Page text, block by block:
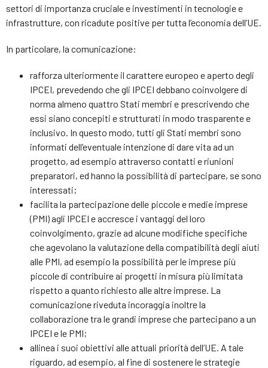
settori di importanza cruciale e investimenti in tecnologie e
infrastrutture, con ricadute positive per tutta l’economia dell’UE.
In particolare, la comunicazione:
rafforza ulteriormente il carattere europeo e aperto degli
IPCEI, prevedendo che gli IPCEI debbano coinvolgere di
norma almeno quattro Stati membri e prescrivendo che
essi siano concepiti e strutturati in modo trasparente e
inclusivo. In questo modo, tutti gli Stati membri sono
informati dell’eventuale intenzione di dare vita ad un
progetto, ad esempio attraverso contatti e riunioni
preparatori, ed hanno la possibilità di partecipare, se sono
interessati;
facilita la partecipazione delle piccole e medie imprese
(PMI) agli IPCEI e accresce i vantaggi del loro
coinvolgimento, grazie ad alcune modifiche specifiche
che agevolano la valutazione della compatibilità degli aiuti
alle PMI, ad esempio la possibilità per le imprese più
piccole di contribuire ai progetti in misura più limitata
rispetto a quanto richiesto alle altre imprese. La
comunicazione riveduta incoraggia inoltre la
collaborazione tra le grandi imprese che partecipano a un
IPCEI e le PMI;
allinea i suoi obiettivi alle attuali priorità dell’UE. A tale
riguardo, ad esempio, al fine di sostenere le strategie